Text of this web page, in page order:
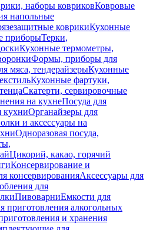
наборы ковриковКовровые
напольные
коврикиКухонные
приборыТерки,
Кухонные термометры,
Формы, приборы для
мяса, тендерайзерыКухонные
Кухонные фартуки,
Скатерти, сервировочные
на кухнеПосуда для
кухниОрганайзеры для
и аксессуары на
Одноразовая посуда,
Цикорий, какао, горячий
Консервирование и
консервированияАксессуары для
для
ПивоварниЕмкости для
приготовления алкогольных
и хранения